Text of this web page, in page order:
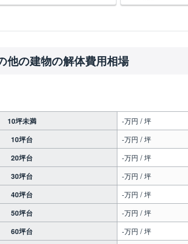
他の建物の解体費用相場
10坪未満
-万円 / 坪
10坪台
-万円 / 坪
20坪台
-万円 / 坪
30坪台
-万円 / 坪
40坪台
-万円 / 坪
50坪台
-万円 / 坪
60坪台
-万円 / 坪